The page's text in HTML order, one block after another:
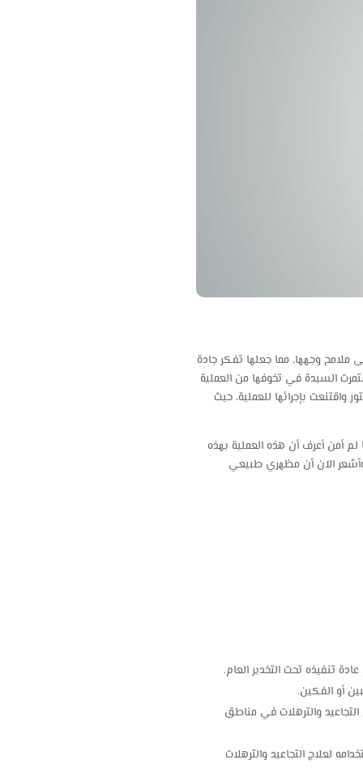
وجهها، مما جعلها تفكر جادة
السيدة في تخوفها من العملية
بإجرائها للعملية، حيث
لم أمن أعرف أن هذه العملية بهذه
الآن أن مظهري طبيعي
تنفيذه تحت التخدير العام.
أو الفكين.
التجاعيد والترهلات في مناطق
لعلاج التجاعيد والترهلات